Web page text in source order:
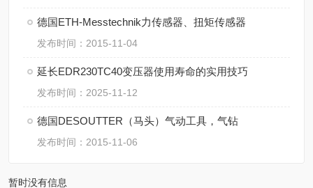
德国ETH-Messtechnik力传感器、扭矩传感器
发布时间：2015-11-04
延长EDR230TC40变压器使用寿命的实用技巧
发布时间：2025-11-12
德国DESOUTTER（马头）气动工具，气钻
发布时间：2015-11-06
暂时没有信息